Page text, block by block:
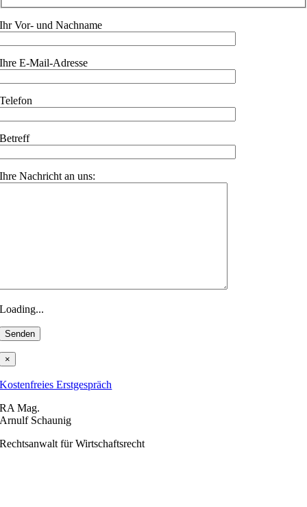
Ihr Vor- und Nachname
Ihre E-Mail-Adresse
Telefon
Betreff
Ihre Nachricht an uns:
Loading...
×
Kostenfreies Erstgespräch
RA Mag.
Arnulf Schaunig
Rechtsanwalt für Wirtschaftsrecht